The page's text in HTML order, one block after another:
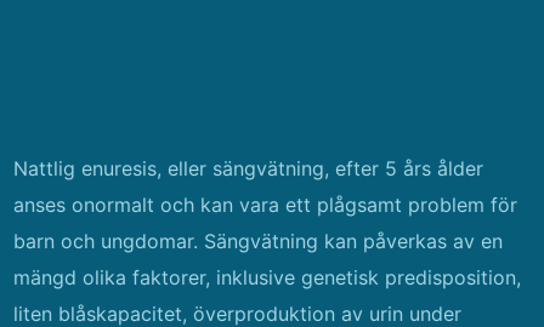
Nattlig enuresis, eller sängvätning, efter 5 års ålder
anses onormalt och kan vara ett plågsamt problem för
barn och ungdomar. Sängvätning kan påverkas av en
mängd olika faktorer, inklusive genetisk predisposition,
liten blåskapacitet, överproduktion av urin under